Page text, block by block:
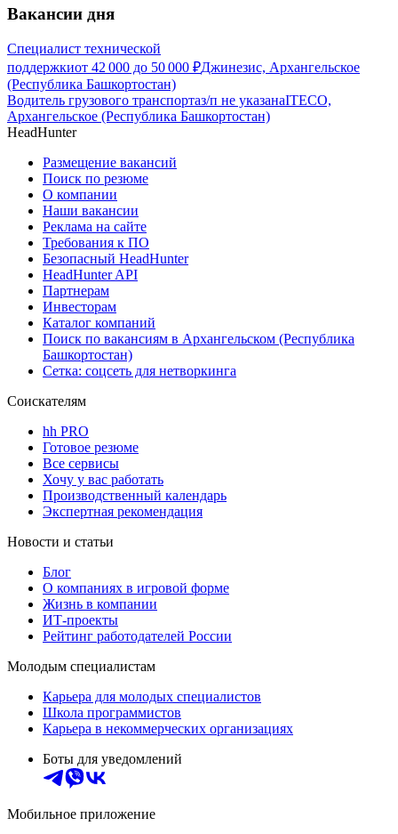
Вакансии дня
Специалист технической
поддержкиот 42 000 до 50 000 ₽Джинезис, Архангельское
(Республика Башкортостан)
Водитель грузового транспортаз/п не указанаITECO,
Архангельское (Республика Башкортостан)
HeadHunter
Размещение вакансий
Поиск по резюме
О компании
Наши вакансии
Реклама на сайте
Требования к ПО
Безопасный HeadHunter
HeadHunter API
Партнерам
Инвесторам
Каталог компаний
Поиск по вакансиям в Архангельском (Республика
Башкортостан)
Сетка: соцсеть для нетворкинга
Соискателям
hh PRO
Готовое резюме
Все сервисы
Хочу у вас работать
Производственный календарь
Экспертная рекомендация
Новости и статьи
Блог
О компаниях в игровой форме
Жизнь в компании
ИТ-проекты
Рейтинг работодателей России
Молодым специалистам
Карьера для молодых специалистов
Школа программистов
Карьера в некоммерческих организациях
Боты для уведомлений
Мобильное приложение